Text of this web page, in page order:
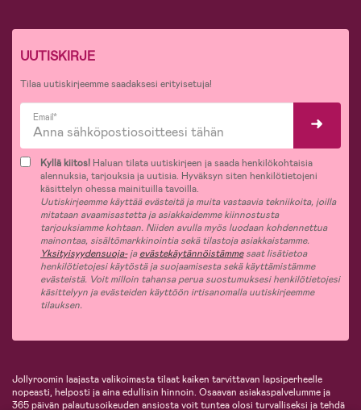
UUTISKIRJE
Tilaa uutiskirjeemme saadaksesi erityisetuja!
Email*
Kyllä kiitos! Haluan tilata uutiskirjeen ja saada henkilökohtaisia
alennuksia, tarjouksia ja uutisia. Hyväksyn siten henkilötietojeni
käsittelyn ohessa mainituilla tavoilla.
Uutiskirjeemme käyttää evästeitä ja muita vastaavia tekniikoita, joilla
mitataan avaamisastetta ja asiakkaidemme kiinnostusta
tarjouksiamme kohtaan. Niiden avulla myös luodaan kohdennettua
mainontaa, sisältömarkkinointia sekä tilastoja asiakkaistamme.
Yksityisyydensuoja-jaevästekäytännöistämmesaat lisätietoa
henkilötietojesi käytöstä ja suojaamisesta sekä käyttämistämme
evästeistä. Voit milloin tahansa perua suostumuksesi henkilötietojesi
käsittelyyn ja evästeiden käyttöön irtisanomalla uutiskirjeemme
tilauksen.
Jollyroomin laajasta valikoimasta tilaat kaiken tarvittavan lapsiperheelle
nopeasti, helposti ja aina edullisin hinnoin. Osaavan asiakaspalvelumme ja
365 päivän palautusoikeuden ansiosta voit tuntea olosi turvalliseksi ja tehdä